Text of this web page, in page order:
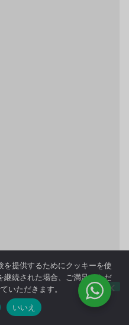
を提供するためにクッキーを使
継続された場合、ご満足いただ
いただきます。
いいえ